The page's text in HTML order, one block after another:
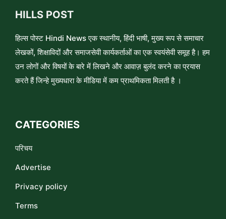
HILLS POST
हिल्स पोस्ट Hindi News एक स्थानीय, हिंदी भाषी, मुख्य रूप से समाचार
लेखकों, शिक्षाविदों और समाजसेवी कार्यकर्ताओं का एक स्वयंसेवी समूह है। हम
उन लोगों और विषयों के बारे में लिखने और आवाज़ बुलंद करने का प्रयास
करते हैं जिन्हे मुख्यधारा के मीडिया में कम प्राथमिकता मिलती है ।
CATEGORIES
परिचय
Advertise
Privacy policy
Terms